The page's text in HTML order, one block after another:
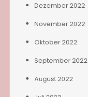
Dezember 2022
November 2022
Oktober 2022
September 2022
August 2022